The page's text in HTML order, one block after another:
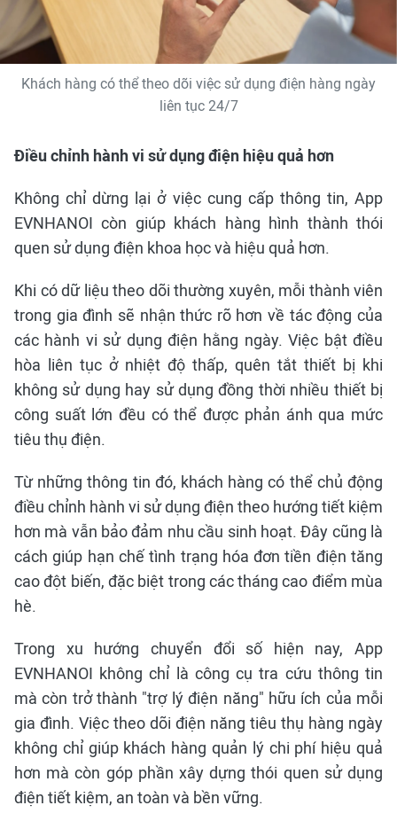
Khách hàng có thể theo dõi việc sử dụng điện hàng ngày
liên tục 24/7
Điều chỉnh hành vi sử dụng điện hiệu quả hơn
Không chỉ dừng lại ở việc cung cấp thông tin, App
EVNHANOI còn giúp khách hàng hình thành thói
quen sử dụng điện khoa học và hiệu quả hơn.
Khi có dữ liệu theo dõi thường xuyên, mỗi thành viên
trong gia đình sẽ nhận thức rõ hơn về tác động của
các hành vi sử dụng điện hằng ngày. Việc bật điều
hòa liên tục ở nhiệt độ thấp, quên tắt thiết bị khi
không sử dụng hay sử dụng đồng thời nhiều thiết bị
công suất lớn đều có thể được phản ánh qua mức
tiêu thụ điện.
Từ những thông tin đó, khách hàng có thể chủ động
điều chỉnh hành vi sử dụng điện theo hướng tiết kiệm
hơn mà vẫn bảo đảm nhu cầu sinh hoạt. Đây cũng là
cách giúp hạn chế tình trạng hóa đơn tiền điện tăng
cao đột biến, đặc biệt trong các tháng cao điểm mùa
hè.
Trong xu hướng chuyển đổi số hiện nay, App
EVNHANOI không chỉ là công cụ tra cứu thông tin
mà còn trở thành "trợ lý điện năng" hữu ích của mỗi
gia đình. Việc theo dõi điện năng tiêu thụ hàng ngày
không chỉ giúp khách hàng quản lý chi phí hiệu quả
hơn mà còn góp phần xây dựng thói quen sử dụng
điện tiết kiệm, an toàn và bền vững.